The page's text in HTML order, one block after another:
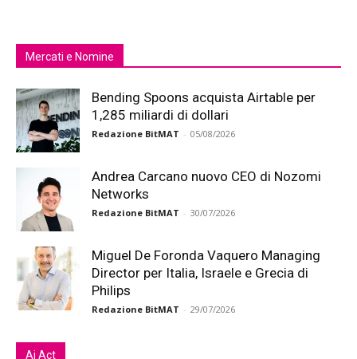
Mercati e Nomine
Bending Spoons acquista Airtable per
1,285 miliardi di dollari
Redazione BitMAT - 05/08/2026
Andrea Carcano nuovo CEO di Nozomi
Networks
Redazione BitMAT - 30/07/2026
Miguel De Foronda Vaquero Managing
Director per Italia, Israele e Grecia di
Philips
Redazione BitMAT - 29/07/2026
Ai Act